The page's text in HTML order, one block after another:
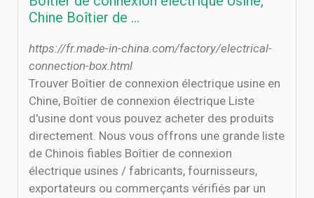
Chine Boîtier de ...
https://fr.made-in-china.com/factory/electrical-
connection-box.html
Trouver Boîtier de connexion électrique usine en
Chine, Boîtier de connexion électrique Liste
d'usine dont vous pouvez acheter des produits
directement. Nous vous offrons une grande liste
de Chinois fiables Boîtier de connexion
électrique usines / fabricants, fournisseurs,
exportateurs ou commerçants vérifiés par un